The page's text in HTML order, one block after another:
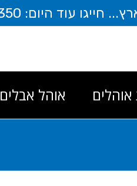
היום: 072-392-3350
אוהל אבלים